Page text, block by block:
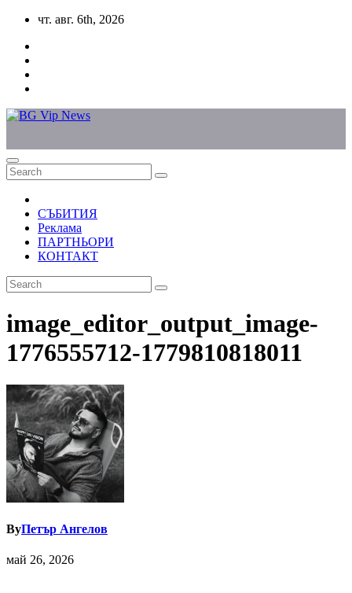
Skip
content
чт. авг. 6th, 2026
СЪБИТИЯ
Реклама
ПАРТНЬОРИ
КОНТАКТ
image_editor_output_image-
1776555712-1779810818011
ByПетър Ангелов
май 26, 2026